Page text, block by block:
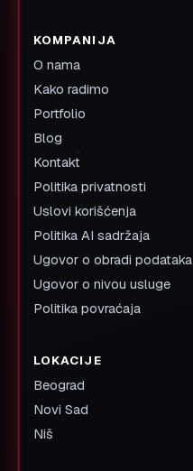
KOMPANIJA
O nama
Kako radimo
Portfolio
Blog
Kontakt
Politika privatnosti
Uslovi korišćenja
Politika AI sadržaja
Ugovor o obradi podataka
Ugovor o nivou usluge
Politika povraćaja
LOKACIJE
Beograd
Novi Sad
Niš